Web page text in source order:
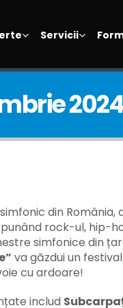
Servicii
din România,
rock-ul, hip-
simfonice din
va găzdui un
cu ardoare!
includ